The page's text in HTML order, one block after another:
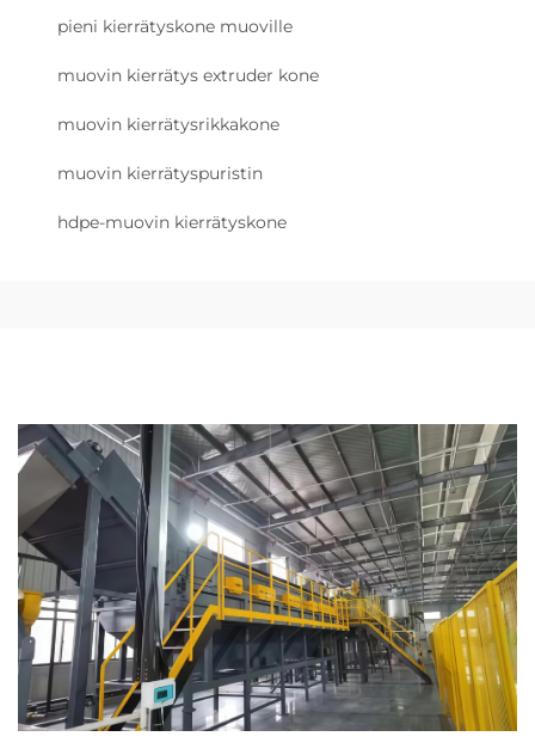
pieni kierrätyskone muoville
muovin kierrätys extruder kone
muovin kierrätysrikkakone
muovin kierrätyspuristin
hdpe-muovin kierrätyskone